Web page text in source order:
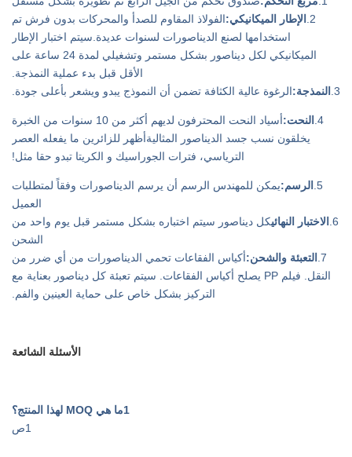
2. الإطار الميكانيكي:الفولاذ المقاوم للصدأ والمحركات بدون فرش تم
استخدامها لصنع الديناصورات لسنوات عديدة.سيتم اختبار الإطار
الميكانيكي لكل ديناصور بشكل مستمر وتشغيلي لمدة 24 ساعة على
الأقل قبل بدء عملية النمذجة.
3. النمذجة:الرغوة عالية الكثافة تضمن أن النموذج يبدو ويشعر بأعلى جودة.
4. النحت:
أسياد النحت المحترفون لديهم أكثر من 10 سنوات من الخبرة
يخلقون نسب جسد الديناصور المثاليةأظهر للزائرين ما يفعله العصر
الترياسي، فترات الجوراسيك و الكريتا تبدو حقا مثل!
5. الرسم:يمكن للمهندس الرسم أن يرسم الديناصورات وفقاً لمتطلبات
العميل
6. الاختبار النهائيكل ديناصور سيتم اختباره بشكل مستمر قبل يوم واحد من
الشحن
7. التعبئة والشحن:أكياس الفقاعات تحمي الديناصورات من أي ضرر من
النقل. فيلم PP يصلح أكياس الفقاعات. سيتم تعبئة كل ديناصور بعناية مع
التركيز بشكل خاص على حماية العينين والفم.
الأسئلة الشائعة
1ما هي MOQ لهذا المنتج؟
1ص